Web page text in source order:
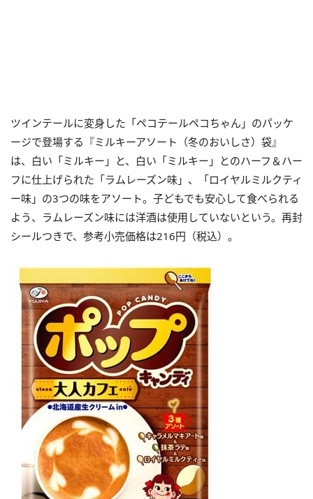
ツインテールに変身した「ペコテールペコちゃん」のパッケ
ージで登場する『ミルキーアソート（冬のおいしさ）袋』
は、白い「ミルキー」と、白い「ミルキー」とのハーフ＆ハー
フに仕上げられた「ラムレーズン味」、「ロイヤルミルクティ
ー味」の3つの味をアソート。子どもでも安心して食べられる
よう、ラムレーズン味には洋酒は使用していないという。再封
シールつきで、参考小売価格は216円（税込）。